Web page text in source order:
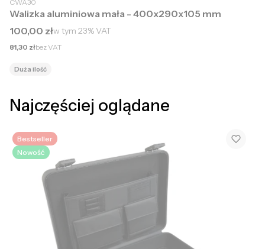
CWA30
Walizka aluminiowa mała - 400x290x105 mm
Cena brutto
100,00 złw tym 23%VAT
Cena netto
81,30 złbez VAT
Duża ilość
Najczęściej oglądane
Bestseller
Nowość